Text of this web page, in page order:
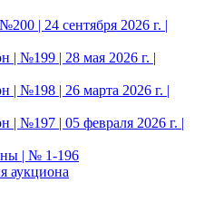
| 24 сентября 2026 г. |
| №199 | 28 мая 2026 г. |
| №198 | 26 марта 2026 г. |
| №197 | 05 февраля 2026 г. |
| № 1-196
аукциона